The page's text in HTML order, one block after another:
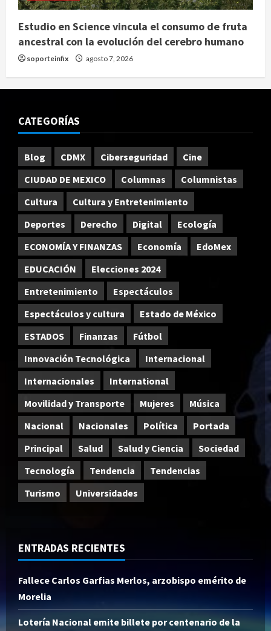
Estudio en Science vincula el consumo de fruta
ancestral con la evolución del cerebro humano
soporteinfix agosto 7, 2026
CATEGORÍAS
Blog CDMX Ciberseguridad
Cine
CIUDAD DE MEXICO
Columnas
Columnistas
Cultura
Cultura y Entretenimiento
Deportes
Derecho Digital
Ecología
ECONOMÍA Y FINANZAS
Economía
EdoMex
EDUCACIÓN
Elecciones 2024
Entretenimiento
Espectáculos
Espectáculos y cultura
Estado de México
ESTADOS
Finanzas
Fútbol
Innovación Tecnológica
Internacional
Internacionales
International
Movilidad y Transporte
Mujeres
Música
Nacional
Nacionales Política
Portada
Principal
Salud Salud y Ciencia
Sociedad
Tecnología
Tendencia
Tendencias
Turismo
Universidades
ENTRADAS RECIENTES
Fallece Carlos Garfias Merlos, arzobispo emérito de
Morelia
Lotería Nacional emite billete por centenario de la